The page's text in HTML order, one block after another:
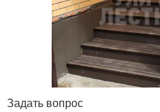
Задать вопрос